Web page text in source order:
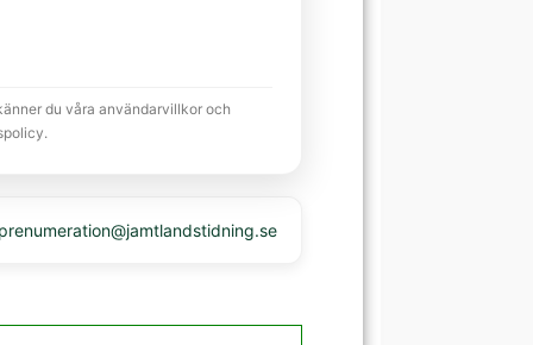
du våra användarvillkor och